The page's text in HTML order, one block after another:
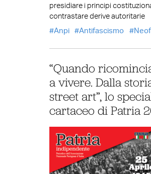
presidiare i principi
contrastare derive autoritarie
Anpi
Antifascismo
“Quando
a vivere. Dalla
street art”, lo
cartaceo di Patria